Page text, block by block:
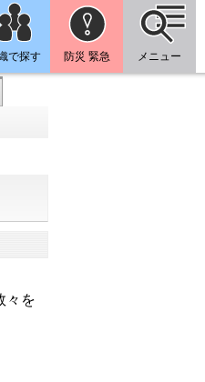
で探す 防災 緊急 メニュー
々を